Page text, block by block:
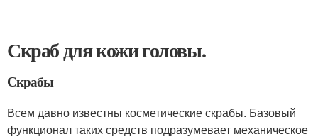
Скраб для кожи головы.
Скрабы
Всем давно известны косметические скрабы. Базовый
функционал таких средств подразумевает механическое